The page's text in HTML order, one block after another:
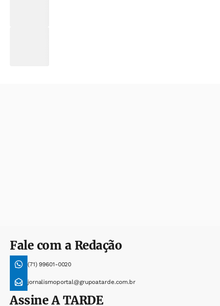
Fale com a Redação
(71) 99601-0020
jornalismoportal@grupoatarde.com.br
AssineA TARDE